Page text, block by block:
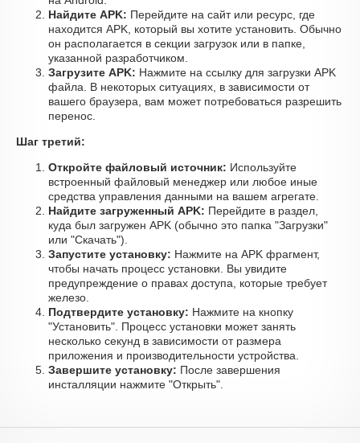
Найдите APK: Перейдите на сайт или ресурс, где
находится APK, который вы хотите установить. Обычно
он располагается в секции загрузок или в папке,
указанной разработчиком.
Загрузите APK: Нажмите на ссылку для загрузки APK
файла. В некоторых ситуациях, в зависимости от
вашего браузера, вам может потребоваться разрешить
перенос.
Шаг третий:
Откройте файловый источник: Используйте
встроенный файловый менеджер или любое иные
средства управления данными на вашем агрегате.
Найдите загруженный APK: Перейдите в раздел,
куда был загружен APK (обычно это папка "Загрузки"
или "Скачать").
Запустите установку: Нажмите на APK фрагмент,
чтобы начать процесс установки. Вы увидите
предупреждение о правах доступа, которые требует
железо.
Подтвердите установку: Нажмите на кнопку
"Установить". Процесс установки может занять
несколько секунд в зависимости от размера
приложения и производительности устройства.
Завершите установку: После завершения
инсталляции нажмите "Открыть".